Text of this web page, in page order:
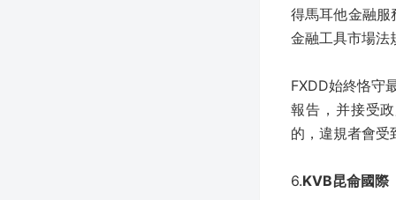
得馬耳他金融
金融工具市場法
FXDD始終恪守
報告，并接受
的，違規者會受
6.KVB昆侖國際